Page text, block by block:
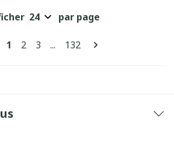
Pages
Vous lisez actuellement la page
1 Page
2 Page
3 ... Page
132
par page